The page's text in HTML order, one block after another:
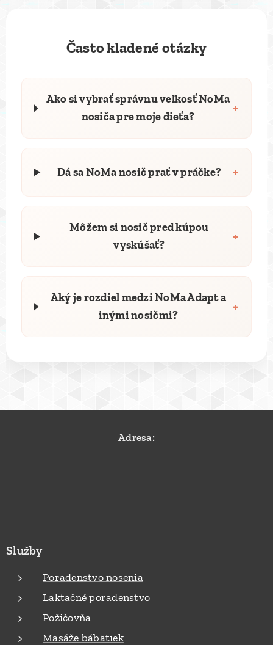
Často kladené otázky
Ako si vybrať správnu veľkosť NoMa
nosiča pre moje dieťa?
+
Dá sa NoMa nosič prať v práčke? +
Môžem si nosič pred kúpou
vyskúšať?
+
Aký je rozdiel medzi NoMa Adapt a
inými nosičmi?
+
Adresa:
Služby
Poradenstvo nosenia
Laktačné poradenstvo
Požičovňa
Masáže bábätiek